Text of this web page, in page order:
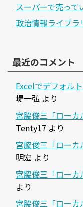
スーパーで売って
政治情報ライブラ
最近のコメント
Excelでデフォル
堤一弘 より
宮脇俊三「ロー
Tenty17 より
宮脇俊三「ロー
明宏 より
宮脇俊三「ロー
より
宮脇俊三「ロー